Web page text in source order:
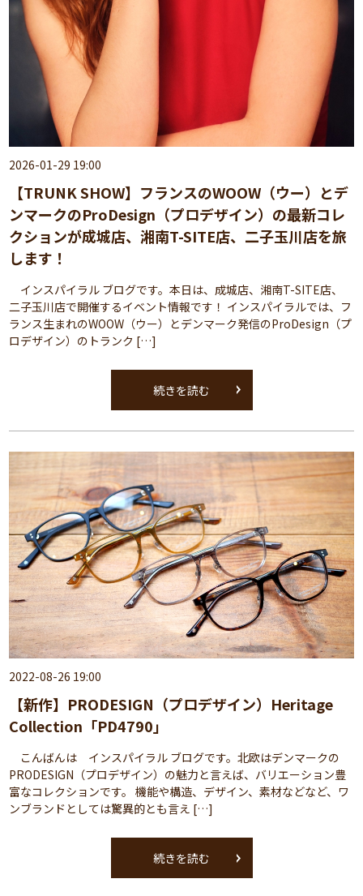
2026-01-29 19:00
【TRUNK SHOW】フランスのWOOW（ウー）とデ
ンマークのProDesign（プロデザイン）の最新コレ
クションが成城店、湘南T-SITE店、二子玉川店を旅
します！
インスパイラル ブログです。本日は、成城店、湘南T-SITE店、
二子玉川店で開催するイベント情報です！ インスパイラルでは、フ
ランス生まれのWOOW（ウー）とデンマーク発信のProDesign（プ
ロデザイン）のトランク […]
続きを読む
2022-08-26 19:00
【新作】PRODESIGN（プロデザイン）Heritage
Collection「PD4790」
こんばんは インスパイラル ブログです。北欧はデンマークの
PRODESIGN（プロデザイン）の魅力と言えば、バリエーション豊
富なコレクションです。 機能や構造、デザイン、素材などなど、ワ
ンブランドとしては驚異的とも言え […]
続きを読む